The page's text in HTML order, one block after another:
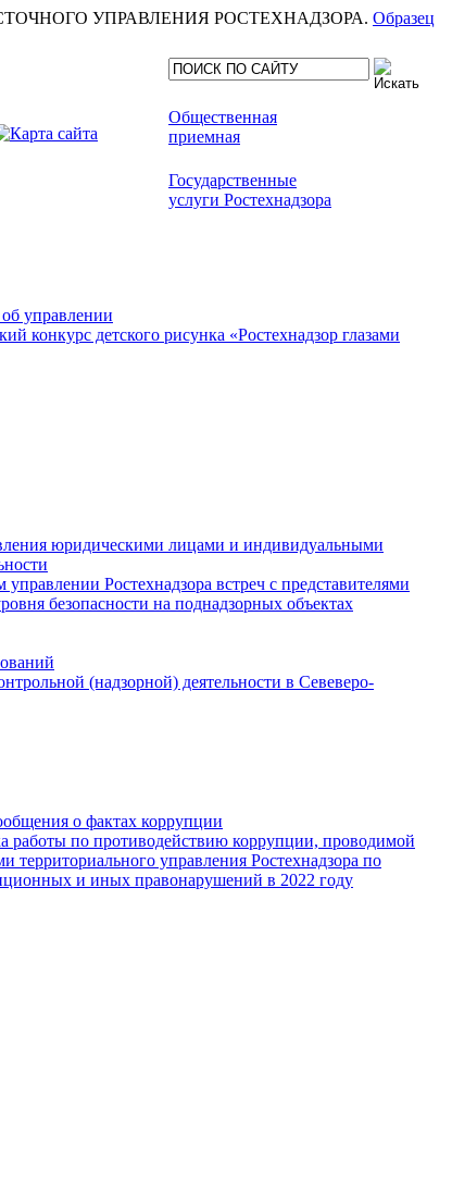
ВОСТОЧНОГО УПРАВЛЕНИЯ РОСТЕХНАДЗОРА. Образец
Общественная
приемная
Государственные
услуги Ростехнадзора
управлении
конкурс детского рисунка «Ростехнадзор глазами
юридическими лицами и индивидуальными
Ростехнадзора встреч с представителями
безопасности на поднадзорных объектах
(надзорной) деятельности в Севеверо-
о фактах коррупции
работы по противодействию коррупции, проводимой
территориального управления Ростехнадзора по
и иных правонарушений в 2022 году